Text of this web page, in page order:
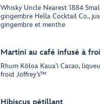
Whisky Uncle Nearest 1884
gingembre Hella Cocktail Co.,
gingembre et menthe
Martini au café infusé à
Rhum Kōloa Kaua’i Cacao,
froid Joffrey’s™